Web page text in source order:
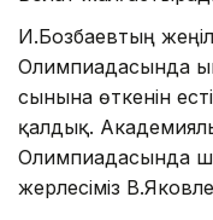
И.Бозбаевтың
Олимпиадасында
сынына өткенін
қалдық.
Олимпиадасында
жерлесіміз